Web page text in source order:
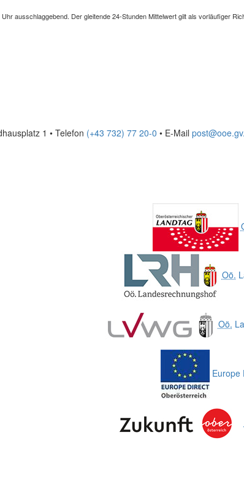
ausschlaggebend. Der gleitende 24-Stunden Mittelwert gilt als vorläufiger
1 • Telefon (+43 732) 77 20-0 • E-Mail
Oö.
Oö.
Europe